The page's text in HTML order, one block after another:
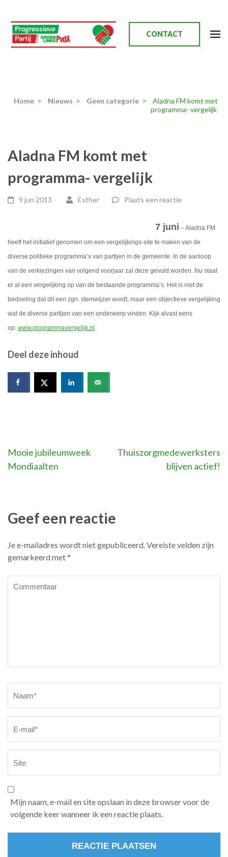
naar
inhoud
(Druk
CONTACT
Home > Nieuws > Geen categorie >
Aladna FM komt met
programma- vergelijk
Aladna FM komt met
programma- vergelijk
9 jun 2013 Esther Plaats een reactie
7 juni – Aladna FM
heeft het initiatief genomen om een vergelijkings-site te maken van de
diverse politieke programma’s van partijen in de gemeente. In de aanloop
van de verkiezingen van volgend voorjaar zal deze gevuld worden. Nu staat
er al een vergelijking op van de bestaande programma’s. Het is niet de
bedoeling dat dit een zgn. stemwijzer wordt, maar een objectieve vergelijking
wat de diverse partijen van een onderwerp vinden. Kijk alvast eens
op: www.programmavergelijk.nl
Deel deze inhoud
Bericht
Mooie jubileumweek
Mondiaalten
Thuiszorgmedewerksters
blijven actief!
Geef een reactie
Je e-mailadres wordt niet gepubliceerd.Vereiste velden zijn
gemarkeerd met*
Mijn naam, e-mail en site opslaan in deze browser voor de
volgende keer wanneer ik een reactie plaats.